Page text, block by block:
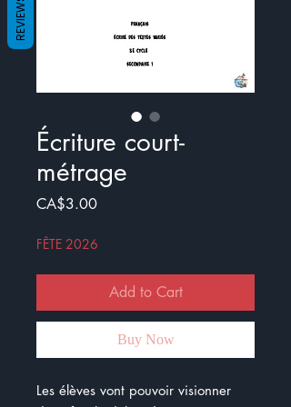
Écriture court-
métrage
CA$3.00Price
FÊTE 2026
Add to Cart
Buy Now
Les élèves vont pouvoir visionner
REVIEWS